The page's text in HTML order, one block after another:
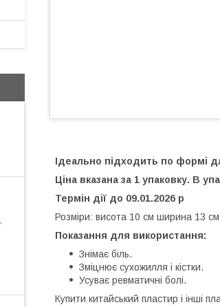
Ідеально підходить по формі
Ціна вказана за 1 упаковку. В
Термін дії до 09.01.2026 р
Розміри: висота 10 см ширина 13 см
Показання для використання:
Знімає біль.
Зміцнює сухожилля і кістки.
Усуває ревматичні болі.
Купити китайський пластир і інші